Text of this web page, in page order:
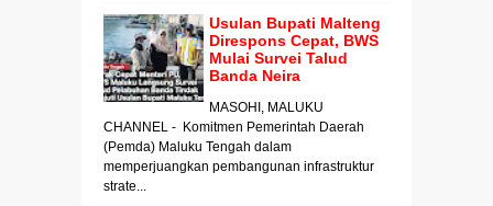
Usulan Bupati Malteng
Direspons Cepat, BWS
Mulai Survei Talud
Banda Neira
MASOHI, MALUKU
CHANNEL - Komitmen Pemerintah Daerah
(Pemda) Maluku Tengah dalam
memperjuangkan pembangunan infrastruktur
strate...